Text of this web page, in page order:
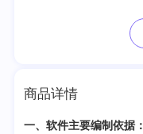
商品详情
一、软件主要编制依据：